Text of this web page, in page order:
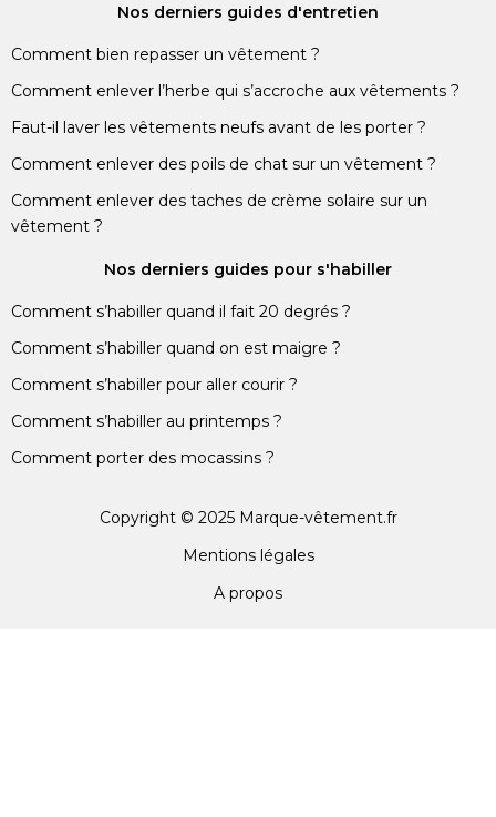
Nos derniers guides d'entretien
Comment bien repasser un vêtement ?
Comment enlever l’herbe qui s’accroche aux vêtements ?
Faut-il laver les vêtements neufs avant de les porter ?
Comment enlever des poils de chat sur un vêtement ?
Comment enlever des taches de crème solaire sur un
vêtement ?
Nos derniers guides pour s'habiller
Comment s’habiller quand il fait 20 degrés ?
Comment s’habiller quand on est maigre ?
Comment s’habiller pour aller courir ?
Comment s’habiller au printemps ?
Comment porter des mocassins ?
Copyright © 2025 Marque-vêtement.fr
Mentions légales
A propos